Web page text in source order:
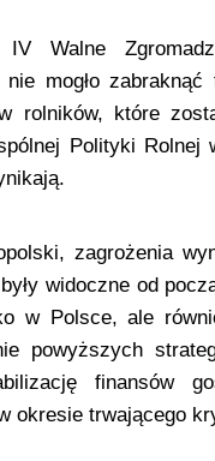
Walne
mogło
rolników, które
Polityki Rolnej
zagrożenia
były widoczne od
w Polsce, ale
powyższych
finansów
okresie trwającego